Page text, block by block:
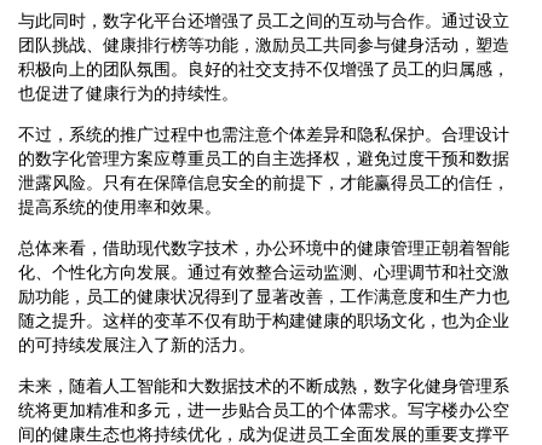
与此同时，数字化平台还增强了员工之间的互动与合作。通过设立
团队挑战、健康排行榜等功能，激励员工共同参与健身活动，塑造
积极向上的团队氛围。良好的社交支持不仅增强了员工的归属感，
也促进了健康行为的持续性。
不过，系统的推广过程中也需注意个体差异和隐私保护。合理设计
的数字化管理方案应尊重员工的自主选择权，避免过度干预和数据
泄露风险。只有在保障信息安全的前提下，才能赢得员工的信任，
提高系统的使用率和效果。
总体来看，借助现代数字技术，办公环境中的健康管理正朝着智能
化、个性化方向发展。通过有效整合运动监测、心理调节和社交激
励功能，员工的健康状况得到了显著改善，工作满意度和生产力也
随之提升。这样的变革不仅有助于构建健康的职场文化，也为企业
的可持续发展注入了新的活力。
未来，随着人工智能和大数据技术的不断成熟，数字化健身管理系
统将更加精准和多元，进一步贴合员工的个体需求。写字楼办公空
间的健康生态也将持续优化，成为促进员工全面发展的重要支撑平